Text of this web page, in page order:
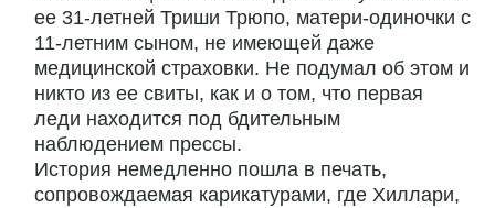
ее 31-летней Триши Трюпо, матери-одиночки с
11-летним сыном, не имеющей даже
медицинской страховки. Не подумал об этом и
никто из ее свиты, как и о том, что первая
леди находится под бдительным
наблюдением прессы.
История немедленно пошла в печать,
сопровождаемая карикатурами, где Хиллари,